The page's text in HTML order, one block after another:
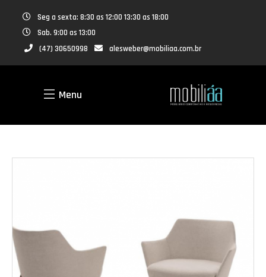
Seg a sexta: 8:30 as 12:00 13:30 as 18:00
Sab. 9:00 as 13:00
(47) 30650998
alesweber@mobiliaa.com.br
Menu